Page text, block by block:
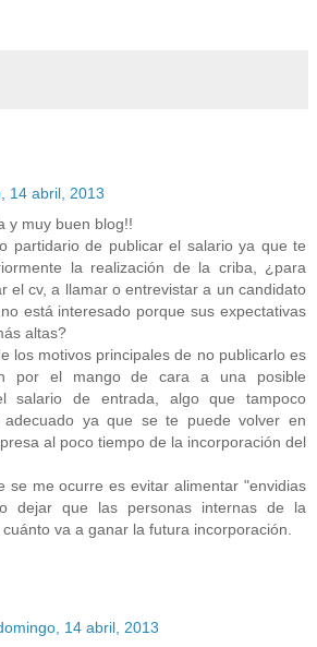
14 abril, 2013
y muy buen blog!!
partidario de publicar el salario ya que te
la realización de la criba, ¿para
el cv, a llamar o entrevistar a un candidato
está interesado porque sus expectativas
altas?
los motivos principales de no publicarlo es
por el mango de cara a una posible
salario de entrada, algo que tampoco
adecuado ya que se te puede volver en
al poco tiempo de la incorporación del
se me ocurre es evitar alimentar "envidias
dejar que las personas internas de la
va a ganar la futura incorporación.
14 abril, 2013